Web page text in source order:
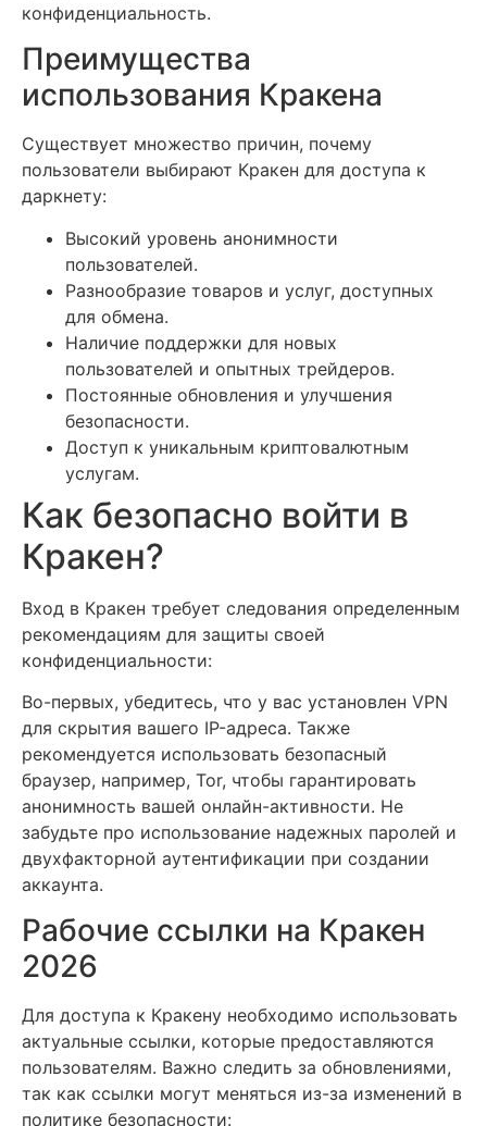
конфиденциальность.
Преимущества
использования Кракена
Существует множество причин, почему
пользователи выбирают Кракен для доступа к
даркнету:
Высокий уровень анонимности
пользователей.
Разнообразие товаров и услуг, доступных
для обмена.
Наличие поддержки для новых
пользователей и опытных трейдеров.
Постоянные обновления и улучшения
безопасности.
Доступ к уникальным криптовалютным
услугам.
Как безопасно войти в
Кракен?
Вход в Кракен требует следования определенным
рекомендациям для защиты своей
конфиденциальности:
Во-первых, убедитесь, что у вас установлен VPN
для скрытия вашего IP-адреса. Также
рекомендуется использовать безопасный
браузер, например, Tor, чтобы гарантировать
анонимность вашей онлайн-активности. Не
забудьте про использование надежных паролей и
двухфакторной аутентификации при создании
аккаунта.
Рабочие ссылки на Кракен
2026
Для доступа к Кракену необходимо использовать
актуальные ссылки, которые предоставляются
пользователям. Важно следить за обновлениями,
так как ссылки могут меняться из-за изменений в
политике безопасности: